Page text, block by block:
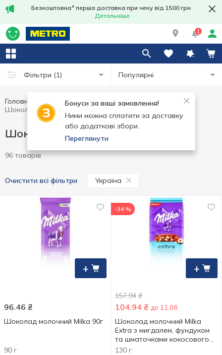
Безкоштовна* перша доставка при чеку від 1500 грн
Детальніше
1
Фільтри (1) Популярні
Бонуси за ваші замовлення!
Ними можна сплатити за доставку
або додаткові збори.
Переглянути
Головна Солодощі
Шоколад в плитках
Шоколад в плитках Україна
96 товарів
Очистити всі фільтри Україна
+
96.46 ₴
Шоколад молочний Milka 90г
90 г
+
-34 %
157.94 ₴
104.94 ₴ до 11.08
Шоколад молочний Milka
Extra з мигдалем, фундуком
та шматочками кокосового
печива 130г
130 г